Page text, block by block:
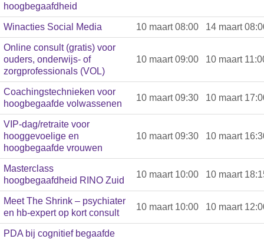
hoogbegaafdheid
Winacties Social Media 10 maart 08:00 14 maart
Online consult (gratis) voor
ouders, onderwijs- of
zorgprofessionals (VOL)
10 maart 09:00 10 maart
Coachingstechnieken voor
hoogbegaafde volwassenen
10 maart 09:30 10 maart
VIP-dag/retraite voor
hooggevoelige en
hoogbegaafde vrouwen
10 maart 09:30 10 maart
Masterclass
hoogbegaafdheid RINO Zuid
10 maart 10:00 10 maart
Meet The Shrink – psychiater
en hb-expert op kort consult
10 maart 10:00 10 maart
PDA bij cognitief begaafde